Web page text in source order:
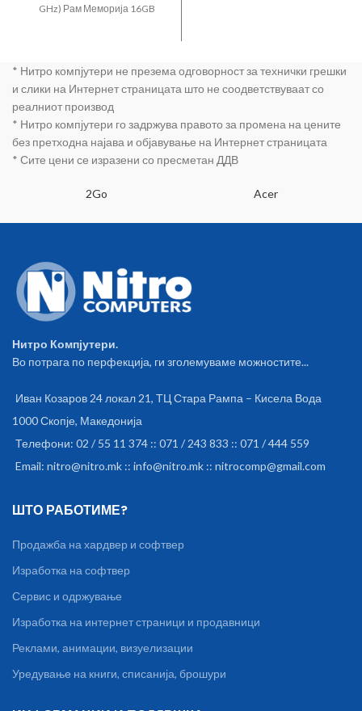
GHz) Рам Меморија 16GB
3050 4GB DDR6 802.11ac
4xUSB (2x3.2 1x3.1 type C 1x
LAN WLAN 802.11ac dual
Bluetooth SD Card reader HDMI
1.4 Backlit Chiclet Keyboard
RGB 2.6kg 48WHrs 3S1P 3-cell
17.3“ FHD LED (1920x1080) PN:
* Нитро компјутери не презема одговорност за технички грешки
и слики на Интернет страницата што не соодветствуваат со
реалниот производ
* Нитро компјутери го задржува правото за промена на цените
без претходна најава и објавување на Интернет страницата
* Сите цени се изразени со пресметан ДДВ
2Go Acer
Нитро Компјутери.
Во потрага по перфекција, ги зголемуваме можностите...
Иван Козаров 24 локал 21, ТЦ Стара Рампа – Кисела Вода
1000 Скопје, Македонија
Телефони: 02 / 55 11 374 :: 071 / 243 833 :: 071 / 444 559
Email: nitro@nitro.mk :: info@nitro.mk :: nitrocomp@gmail.com
ШТО РАБОТИМЕ?
Продажба на хардвер и софтвер
Изработка на софтвер
Сервис и одржување
Изработка на интернет страници и продавници
Реклами, анимации, визуелизации
Уредување на книги, списанија, брошури